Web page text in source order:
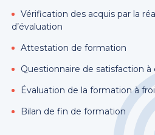
Vérification des acquis par la
d’évaluation
Attestation de formation
Questionnaire de satisfaction à
Évaluation de la formation à
Bilan de fin de formation